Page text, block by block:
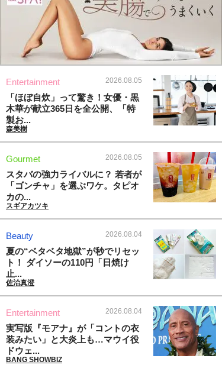
Entertainment 2026.08.05
「ほぼ自炊」って驚き！女優・黒
木華が献立365日を全公開、「特
製お...
森美樹
Gourmet 2026.08.05
スタバの強力ライバルに？ 若者が
「ゴンチャ」を選ぶワケ。タピオ
カの...
スギアカツキ
Beauty 2026.08.04
夏の“ベタベタ地獄”が秒でリセッ
ト！ ダイソーの110円「日焼け
止...
佐治真澄
Entertainment 2026.08.04
実写版『モアナ』が「コントの衣
装みたい」と大炎上も…マウイ役
ドウェ...
BANG SHOWBIZ